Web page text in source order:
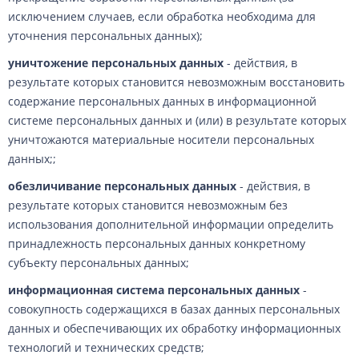
исключением случаев, если обработка необходима для
уточнения персональных данных);
уничтожение персональных данных - действия, в
результате которых становится невозможным восстановить
содержание персональных данных в информационной
системе персональных данных и (или) в результате которых
уничтожаются материальные носители персональных
данных;;
обезличивание персональных данных - действия, в
результате которых становится невозможным без
использования дополнительной информации определить
принадлежность персональных данных конкретному
субъекту персональных данных;
информационная система персональных данных -
совокупность содержащихся в базах данных персональных
данных и обеспечивающих их обработку информационных
технологий и технических средств;